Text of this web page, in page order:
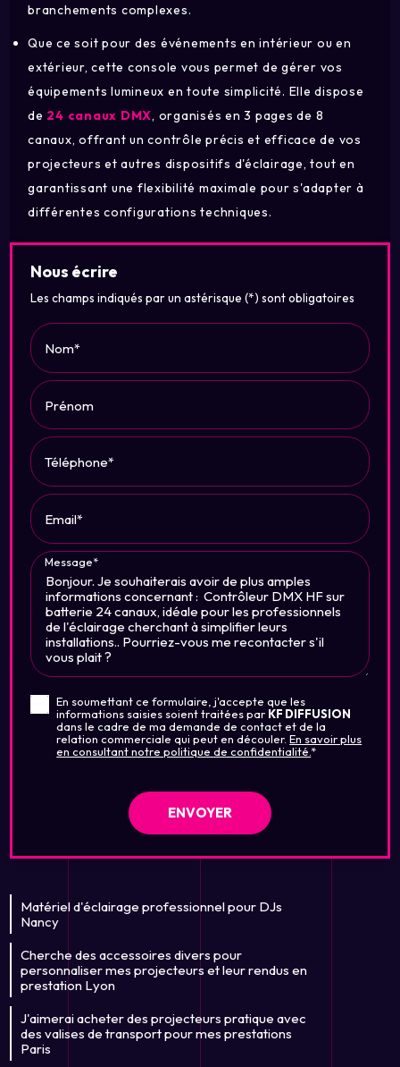
branchements complexes.
Que ce soit pour des événements en intérieur ou en
extérieur, cette console vous permet de gérer vos
équipements lumineux en toute simplicité. Elle dispose
de 24 canaux DMX, organisés en 3 pages de 8
canaux, offrant un contrôle précis et efficace de vos
projecteurs et autres dispositifs d'éclairage, tout en
garantissant une flexibilité maximale pour s'adapter à
différentes configurations techniques.
Nous écrire
Les champs indiqués par un astérisque (*) sont obligatoires
Nom*
Prénom
Téléphone*
Email*
Message*
En soumettant ce formulaire, j'accepte que les
informations saisies soient traitées par KF DIFFUSION
dans le cadre de ma demande de contact et de la
relation commerciale qui peut en découler.En savoir plus
en consultant notre politique de confidentialité. *
Matériel d'éclairage professionnel pour DJs
Nancy
Cherche des accessoires divers pour
personnaliser mes projecteurs et leur rendus en
prestation Lyon
J'aimerai acheter des projecteurs pratique avec
des valises de transport pour mes prestations
Paris